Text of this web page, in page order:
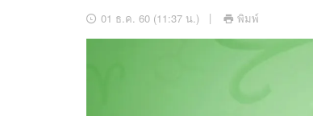
อัปเดตจีน
เช็กข่าวชัวร์
01 ธ.ค. 60 (11:37 น.) พิมพ์